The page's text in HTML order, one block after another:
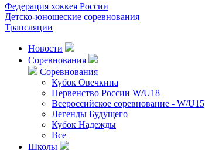
Федерация хоккея России
Детско-юношеские соревнования
Трансляции
Новости
Соревнования
Соревнования
Кубок Овечкина
Первенство России W/U18
Всероссийское соревнование - W/U15
Легенды Будущего
Кубок Надежды
Все
Школы